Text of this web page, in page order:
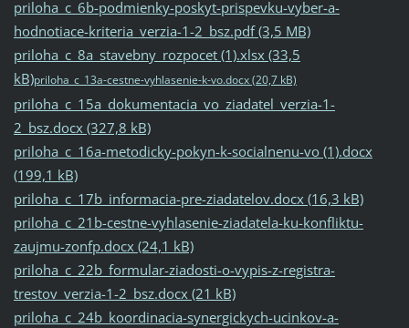
priloha_c_6b-podmienky-poskyt-prispevku-vyber-a-
hodnotiace-kriteria_verzia-1-2_bsz.pdf (3,5 MB)
priloha_c_8a_stavebny_rozpocet (1).xlsx (33,5
kB)priloha_c_13a-cestne-vyhlasenie-k-vo.docx (20,7 kB)
priloha_c_15a_dokumentacia_vo_ziadatel_verzia-1-
2_bsz.docx (327,8 kB)
priloha_c_16a-metodicky-pokyn-k-socialnenu-vo (1).docx
(199,1 kB)
priloha_c_17b_informacia-pre-ziadatelov.docx (16,3 kB)
priloha_c_21b-cestne-vyhlasenie-ziadatela-ku-konfliktu-
zaujmu-zonfp.docx (24,1 kB)
priloha_c_22b_formular-ziadosti-o-vypis-z-registra-
trestov_verzia-1-2_bsz.docx (21 kB)
priloha_c_24b_koordinacia-synergickych-ucinkov-a-